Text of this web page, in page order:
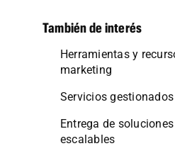
También de interés
Herramientas y
marketing
Servicios
Entrega de
escalables